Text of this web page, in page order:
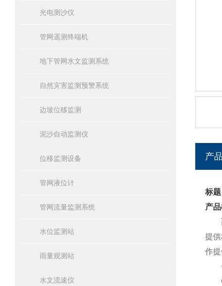
光电测沙仪
管网遥测终端机
地下管网水文监测系统
自然灾害监测预警系统
边坡位移监测
泥沙自动监测仪
位移监测设备
管网液位计
管网流量监测系统
水位监测站
雨量观测站
水文流速仪
产
标
产
提
作